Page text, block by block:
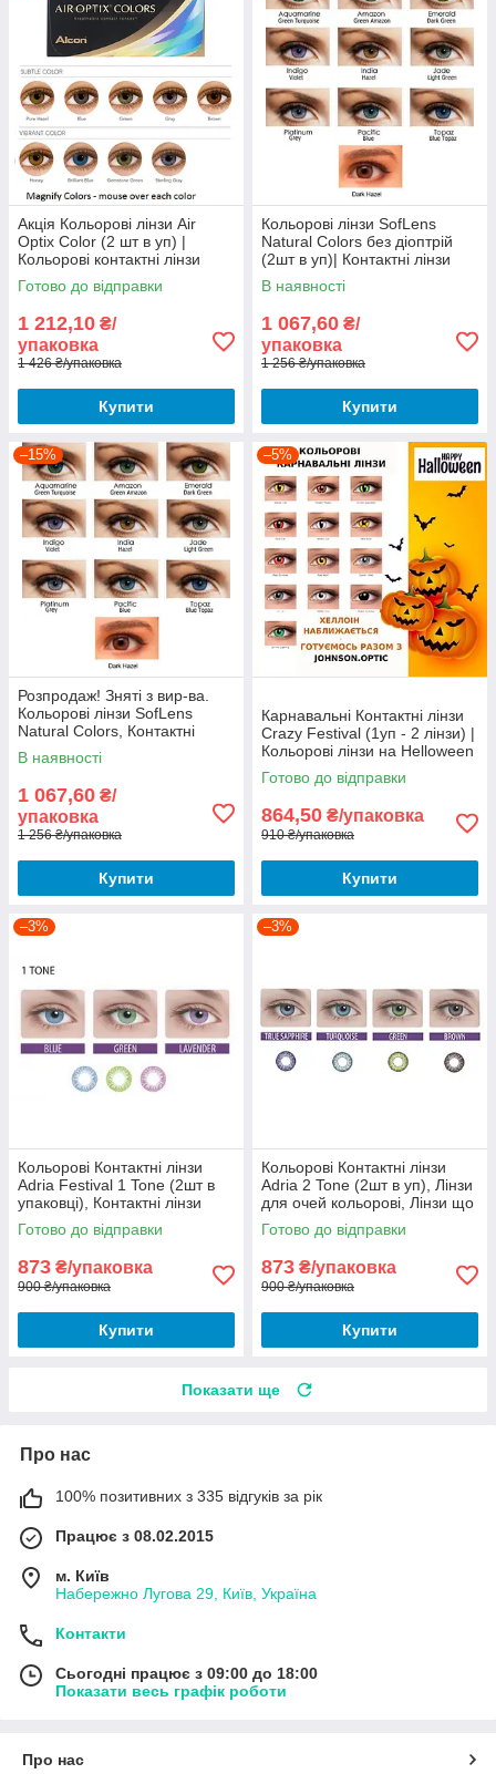
Акція Кольорові лінзи Air
Optix Color (2 шт в уп) |
Кольорові контактні лінзи
Готово до відправки
1 212,10 ₴/
упаковка
1 426 ₴/упаковка
Купити
Кольорові лінзи SofLens
Natural Colors без діоптрій
(2шт в уп)| Контактні лінзи
Софлен Натурал Колор|
В наявності
1 067,60 ₴/
упаковка
1 256 ₴/упаковка
Купити
–15%
Розпродаж! Зняті з вир-ва.
Кольорові лінзи SofLens
Natural Colors, Контактні
лінзи SofLens Natural Colors
В наявності
1 067,60 ₴/
упаковка
1 256 ₴/упаковка
Купити
–5%
Карнавальні Контактні лінзи
Crazy Festival (1уп - 2 лінзи) |
Кольорові лінзи на Helloween
Готово до відправки
864,50 ₴/упаковка
910 ₴/упаковка
Купити
–3%
Кольорові Контактні лінзи
Adria Festival 1 Tone (2шт в
упаковцi), Контактні лінзи
Адрія
Готово до відправки
873 ₴/упаковка
900 ₴/упаковка
Купити
–3%
Кольорові Контактні лінзи
Adria 2 Tone (2шт в уп), Лінзи
для очей кольорові, Лінзи що
міняють колір очей
Готово до відправки
873 ₴/упаковка
900 ₴/упаковка
Купити
Показати ще
Про нас
100% позитивних з 335 відгуків за рік
Працює з 08.02.2015
м. Київ
Набережно Лугова 29, Київ, Україна
Контакти
Сьогодні працює з 09:00 до 18:00
Показати весь графік роботи
Про нас